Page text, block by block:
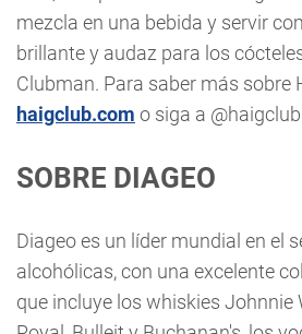
mezcla en una bebida y servir
brillante y audaz para los
Clubman. Para saber más sobre
haigclub.com o siga a
SOBRE DIAGEO
Diageo es un líder mundial en el
alcohólicas, con una excelente
que incluye los whiskies Johnnie